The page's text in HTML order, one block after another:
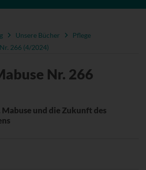
Unsere Bücher
Pflege
266 (4/2024)
Nr. 266
Mabuse und die Zukunft des